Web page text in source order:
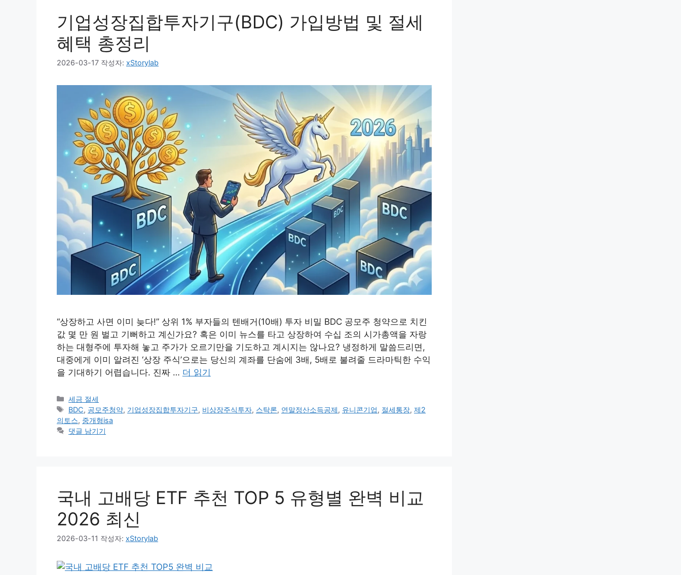
기업성장집합투자기구(BDC) 가입방법 및 절세
혜택 총정리
2026-03-17 작성자: xStorylab
“상장하고 사면 이미 늦다!” 상위 1% 부자들의 텐배거(10배) 투자 비밀 BDC 공모주 청약으로 치킨
값 몇 만 원 벌고 기뻐하고 계신가요? 혹은 이미 뉴스를 타고 상장하여 수십 조의 시가총액을 자랑
하는 대형주에 투자해 놓고 주가가 오르기만을 기도하고 계시지는 않나요? 냉정하게 말씀드리면,
대중에게 이미 알려진 ‘상장 주식’으로는 당신의 계좌를 단숨에 3배, 5배로 불려줄 드라마틱한 수익
을 기대하기 어렵습니다. 진짜 … 더 읽기
카
테
고
리
세금 절세
태
그
BDC, 공모주청약, 기업성장집합투자기구, 비상장주식투자, 스탁론, 연말정산소득공제, 유니콘기업, 절세통장,제2
의토스, 중개형isa
댓글 남기기
국내 고배당 ETF 추천 TOP 5 유형별 완벽 비교
2026 최신
2026-03-11 작성자: xStorylab